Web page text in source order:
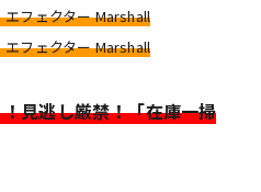
フェクター Marshall
フェクター Marshall
見逃し厳禁！「在庫一掃